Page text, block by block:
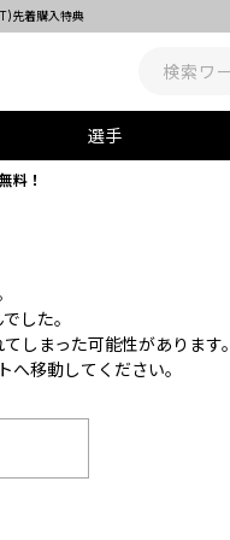
先着購入特典
選手
料！
した。
しまった可能性があります。
移動してください。